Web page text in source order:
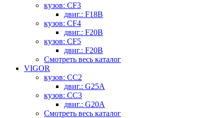
кузов: CF3
двиг.: F18B
кузов: CF4
двиг.: F20B
кузов: CF5
двиг.: F20B
Смотреть весь каталог
VIGOR
кузов: CC2
двиг.: G25A
кузов: CC3
двиг.: G20A
Смотреть весь каталог